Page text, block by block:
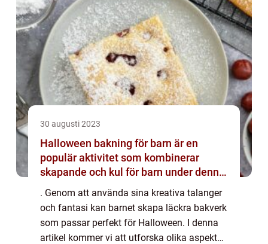
30 augusti 2023
Halloween bakning för barn är en
populär aktivitet som kombinerar
skapande och kul för barn under denna
festliga högtid
. Genom att använda sina kreativa talanger
och fantasi kan barnet skapa läckra bakverk
som passar perfekt för Halloween. I denna
artikel kommer vi att utforska olika aspekter